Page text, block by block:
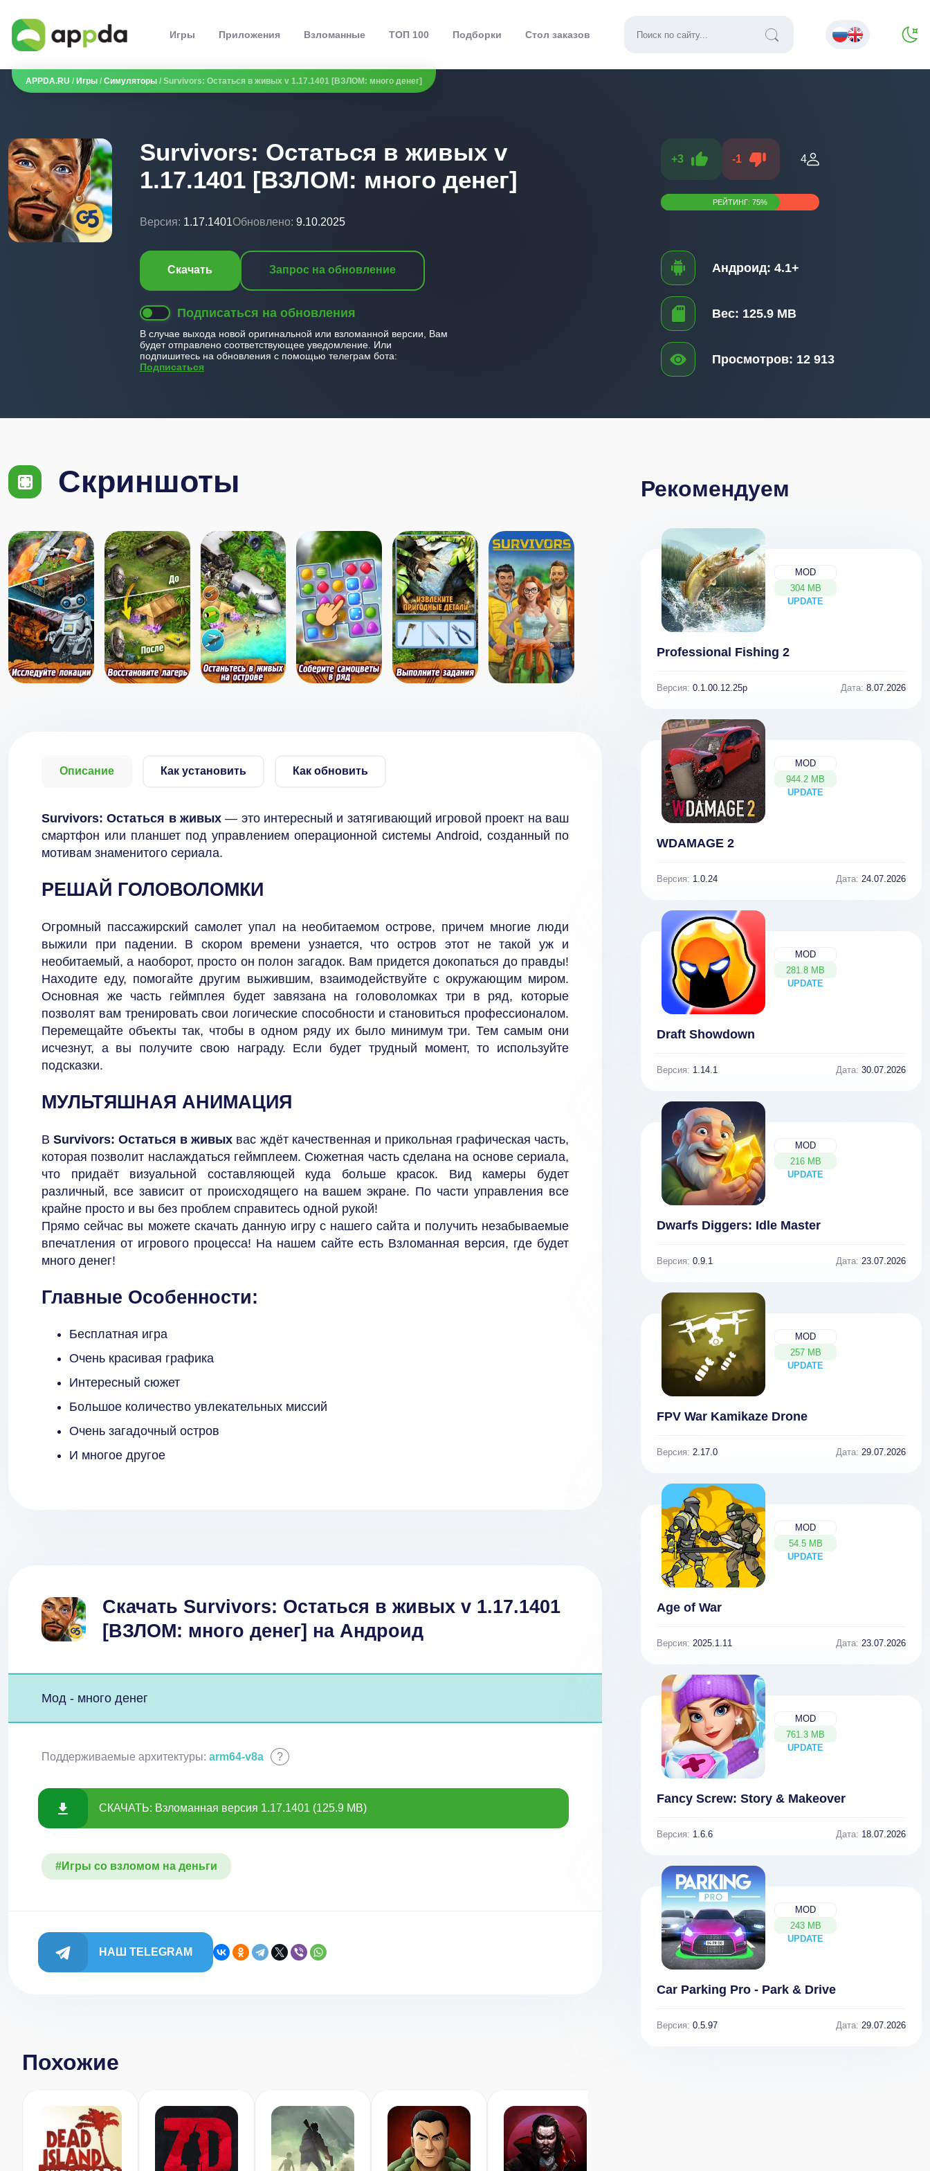
Игры Приложения Взломанные ТОП 100 Подборки Стол заказов
APPDA.RU / Игры / Симуляторы / Survivors: Остаться в живых v 1.17.1401 [ВЗЛОМ: много денег]
Survivors: Остаться в живых v
1.17.1401 [ВЗЛОМ: много денег]
Версия: 1.17.1401Обновлено: 9.10.2025
Скачать Запрос на обновление
Подписаться на обновления
В случае выхода новой оригинальной или взломанной версии, Вам
будет отправлено соответствующее уведомление. Или
подпишитесь на обновления с помощью телеграм бота:
Подписаться
+3 -1 4
РЕЙТИНГ:75%
Андроид: 4.1+
Вес: 125.9 MB
Просмотров: 12 913
Скриншоты
Описание Как установить Как обновить
Survivors: Остаться в живых— это интересный и затягивающий игровой проект на ваш
смартфон или планшет под управлением операционной системы Android, созданный по
мотивам знаменитого сериала.
РЕШАЙ ГОЛОВОЛОМКИ
Огромный пассажирский самолет упал на необитаемом острове, причем многие люди
выжили при падении. В скором времени узнается, что остров этот не такой уж и
необитаемый, а наоборот, просто он полон загадок. Вам придется докопаться до правды!
Находите еду, помогайте другим выжившим, взаимодействуйте с окружающим миром.
Основная же часть геймплея будет завязана на головоломках три в ряд, которые
позволят вам тренировать свои логические способности и становиться профессионалом.
Перемещайте объекты так, чтобы в одном ряду их было минимум три. Тем самым они
исчезнут, а вы получите свою награду. Если будет трудный момент, то используйте
подсказки.
МУЛЬТЯШНАЯ АНИМАЦИЯ
ВSurvivors: Остаться в живых вас ждёт качественная и прикольная графическая часть,
которая позволит наслаждаться геймплеем. Сюжетная часть сделана на основе сериала,
что придаёт визуальной составляющей куда больше красок. Вид камеры будет
различный, все зависит от происходящего на вашем экране. По части управления все
крайне просто и вы без проблем справитесь одной рукой!
Прямо сейчас вы можете скачать данную игру с нашего сайта и получить незабываемые
впечатления от игрового процесса! На нашем сайте есть Взломанная версия, где будет
много денег!
Главные Особенности:
Бесплатная игра
Очень красивая графика
Интересный сюжет
Большое количество увлекательных миссий
Очень загадочный остров
И многое другое
Скачать Survivors: Остаться в живых v 1.17.1401
[ВЗЛОМ: много денег] на Андроид
Мод - много денег
Поддерживаемые архитектуры: arm64-v8a ?
СКАЧАТЬ: Взломанная версия 1.17.1401 (125.9 MB)
#Игры со взломом на деньги
НАШ TELEGRAM
Похожие
Рекомендуем
MOD
304 MB
UPDATE
NEW
Professional Fishing 2
Версия: 0.1.00.12.25p Дата: 8.07.2026
MOD
944.2 MB
UPDATE
NEW
WDAMAGE 2
Версия: 1.0.24 Дата: 24.07.2026
MOD
281.8 MB
UPDATE
NEW
Draft Showdown
Версия: 1.14.1 Дата: 30.07.2026
MOD
216 MB
UPDATE
NEW
Dwarfs Diggers: Idle Master
Версия: 0.9.1 Дата: 23.07.2026
MOD
257 MB
UPDATE
NEW
FPV War Kamikaze Drone
Версия: 2.17.0 Дата: 29.07.2026
MOD
54.5 MB
UPDATE
NEW
Age of War
Версия: 2025.1.11 Дата: 23.07.2026
MOD
761.3 MB
UPDATE
NEW
Fancy Screw: Story & Makeover
Версия: 1.6.6 Дата: 18.07.2026
MOD
243 MB
UPDATE
NEW
Car Parking Pro - Park & Drive
Версия: 0.5.97 Дата: 29.07.2026